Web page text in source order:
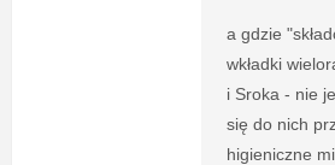
a gdzie
wkładki
i Sroka - nie
się do nich
higieniczne